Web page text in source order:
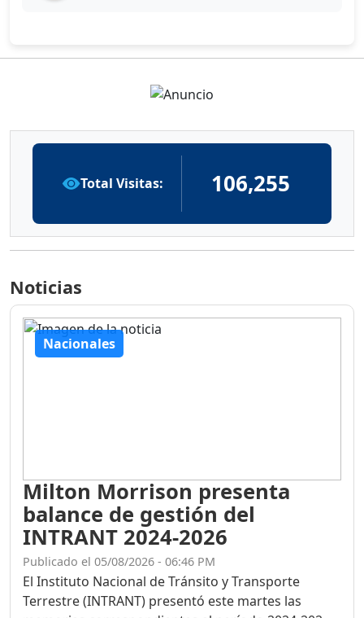
Total Visitas: 106,255
Noticias
Nacionales
Milton Morrison presenta
balance de gestión del
INTRANT 2024-2026
Publicado el 05/08/2026 - 06:46 PM
El Instituto Nacional de Tránsito y Transporte
Terrestre (INTRANT) presentó este martes las